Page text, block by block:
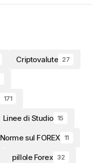
Criptovalute 27
171
Linee di Studio 15
Norme sul FOREX 11
pillole Forex 32